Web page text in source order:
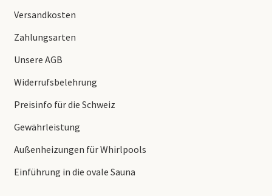
Versandkosten
Zahlungsarten
Unsere AGB
Widerrufsbelehrung
Preisinfo für die Schweiz
Gewährleistung
Außenheizungen für Whirlpools
Einführung in die ovale Sauna